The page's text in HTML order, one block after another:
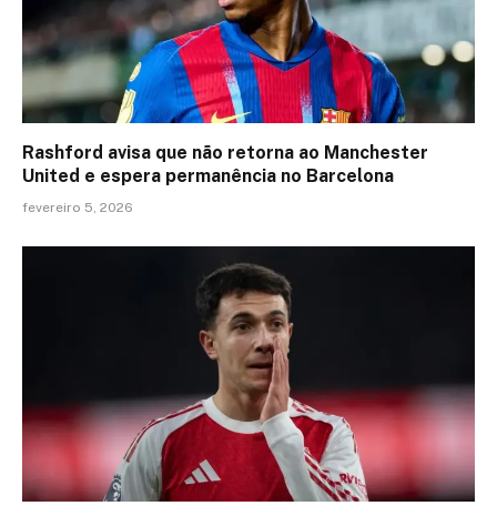
Rashford avisa que não retorna ao Manchester
United e espera permanência no Barcelona
fevereiro 5, 2026